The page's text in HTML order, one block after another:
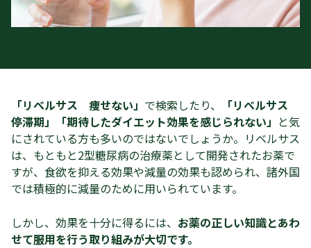
「リベルサス 痩せない」 で検索したり、
「リベルサス
停滞期」「期待したダイエット効果を感じられない」 と気
にされている方も多いのではないでしょうか。リベルサス
は、もともと2型糖尿病の治療薬として開発されたお薬で
すが、食欲を抑える効果や減量の効果も認められ、諸外国
では積極的に減量のために用いられています。
しかし、効果を十分に得るには、 お薬の正しい知識とあわ
せて服用を行う取り組みが大切です。